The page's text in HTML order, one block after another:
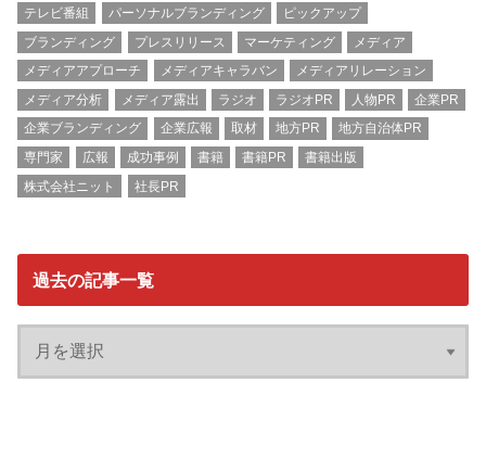
テレビ番組
パーソナルブランディング
ピックアップ
ブランディング
プレスリリース マーケティング
メディア
メディアアプローチ
メディアキャラバン
メディアリレーション
メディア分析
メディア露出 ラジオ ラジオPR 人物PR
企業PR
企業ブランディング
企業広報 取材 地方PR
地方自治体PR
専門家
広報 成功事例 書籍 書籍PR
書籍出版
株式会社ニット
社長PR
過去の記事一覧